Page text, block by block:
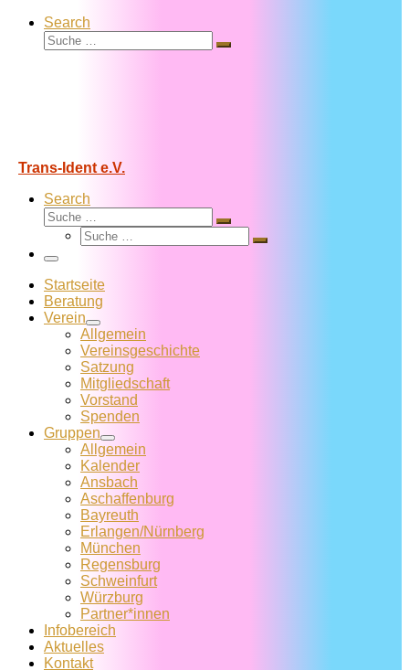
Search
Suche
Suche
Trans-Ident e.V.
Search
Suche
Suche
Suche
Suche
Menü
Startseite
Beratung
Verein
Allgemein
Vereins­geschichte
Satzung
Mitglied­schaft
Vorstand
Spenden
Gruppen
Allgemein
Kalender
Ansbach
Aschaffenburg
Bayreuth
Erlangen/Nürnberg
München
Regensburg
Schweinfurt
Würzburg
Partner*innen
Infobereich
Aktuelles
Kontakt